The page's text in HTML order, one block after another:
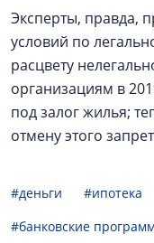
Эксперты, правда,
условий по
расцвету
организациям в
под залог жилья;
отмену этого
#деньги #ипотека
#банковские